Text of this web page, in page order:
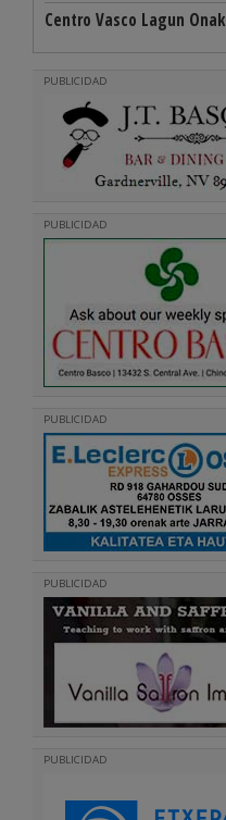
Centro Vasco Lagun Onak
PUBLICIDAD
PUBLICIDAD
PUBLICIDAD
PUBLICIDAD
PUBLICIDAD